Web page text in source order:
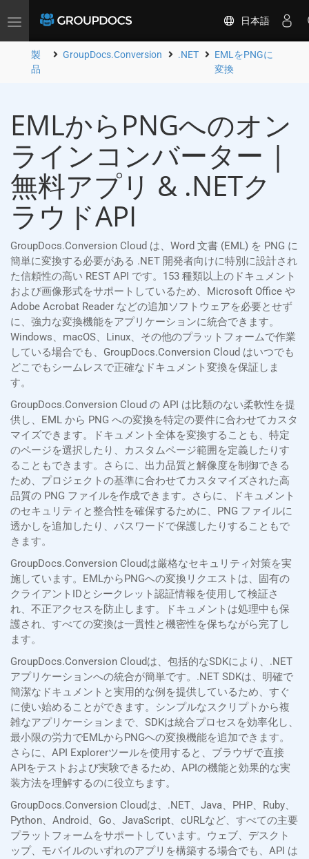
Toggle
日本語
製
品
GroupDocs.Conversion .NET
EMLをPNGに
変換
EMLからPNGへのオン
ラインコンバーター |
無料アプリ & .NETク
ラウドAPI
GroupDocs.Conversion Cloud は、Word 文書 (EML) を PNG に
簡単に変換する必要がある .NET 開発者向けに特別に設計され
た信頼性の高い REST API です。153 種類以上のドキュメント
および画像形式をサポートしているため、Microsoft Office や
Adobe Acrobat Reader などの追加ソフトウェアを必要とせず
に、強力な変換機能をアプリケーションに統合できます。
Windows、macOS、Linux、その他のプラットフォームで作業
している場合でも、GroupDocs.Conversion Cloud はいつでも
どこでもシームレスで正確なドキュメント変換を保証しま
す。
GroupDocs.Conversion Cloud の API は比類のない柔軟性を提
供し、EML から PNG への変換を特定の要件に合わせてカスタ
マイズできます。ドキュメント全体を変換することも、特定
のページを選択したり、カスタムページ範囲を定義したりす
ることもできます。さらに、出力品質と解像度を制御できる
ため、プロジェクトの基準に合わせてカスタマイズされた高
品質の PNG ファイルを作成できます。さらに、ドキュメント
のセキュリティと整合性を確保するために、PNG ファイルに
透かしを追加したり、パスワードで保護したりすることもで
きます。
GroupDocs.Conversion Cloudは厳格なセキュリティ対策を実
施しています。EMLからPNGへの変換リクエストは、固有の
クライアントIDとシークレット認証情報を使用して検証さ
れ、不正アクセスを防止します。ドキュメントは処理中も保
護され、すべての変換は一貫性と機密性を保ちながら完了し
ます。
GroupDocs.Conversion Cloudは、包括的なSDKにより、.NET
アプリケーションへの統合が簡単です。.NET SDKは、明確で
簡潔なドキュメントと実用的な例を提供しているため、すぐ
に使い始めることができます。シンプルなスクリプトから複
雑なアプリケーションまで、SDKは統合プロセスを効率化し、
最小限の労力でEMLからPNGへの変換機能を追加できます。
さらに、API Explorerツールを使用すると、ブラウザで直接
APIをテストおよび実験できるため、APIの機能と効果的な実
装方法を理解するのに役立ちます。
GroupDocs.Conversion Cloudは、.NET、Java、PHP、Ruby、
Python、Android、Go、JavaScript、cURLなど、すべての主要
プラットフォームをサポートしています。ウェブ、デスクト
ップ、モバイルのいずれのアプリを構築する場合でも、API は